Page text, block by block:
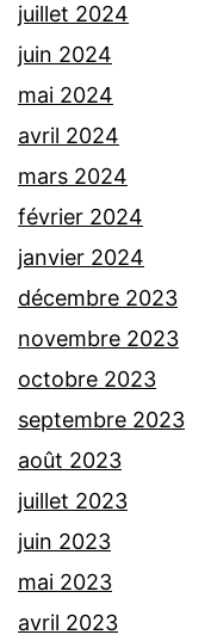
juillet 2024
juin 2024
mai 2024
avril 2024
mars 2024
février 2024
janvier 2024
décembre 2023
novembre 2023
octobre 2023
septembre 2023
août 2023
juillet 2023
juin 2023
mai 2023
avril 2023